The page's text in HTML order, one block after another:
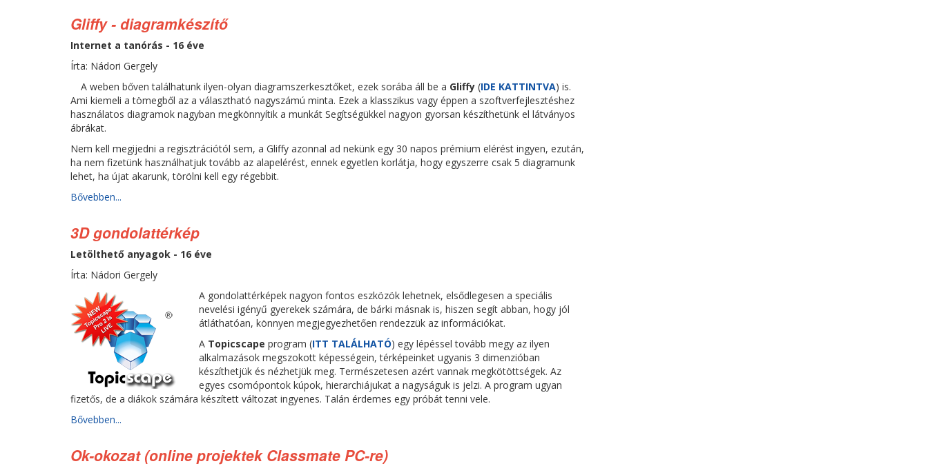
Gliffy - diagramkészítő
Internet a tanórás - 16 éve
Írta: Nádori Gergely
A weben bőven találhatunk ilyen-olyan diagramszerkesztőket, ezek sorába áll be a Gliffy (IDE KATTINTVA) is.
Ami kiemeli a tömegből az a választható nagyszámú minta. Ezek a klasszikus vagy éppen a szoftverfejlesztéshez
használatos diagramok nagyban megkönnyítik a munkát Segítségükkel nagyon gyorsan készíthetünk el látványos
ábrákat.
Nem kell megijedni a regisztrációtól sem, a Gliffy azonnal ad nekünk egy 30 napos prémium elérést ingyen, ezután,
ha nem fizetünk használhatjuk tovább az alapelérést, ennek egyetlen korlátja, hogy egyszerre csak 5 diagramunk
lehet, ha újat akarunk, törölni kell egy régebbit.
Bővebben...
3D gondolattérkép
Letölthető anyagok - 16 éve
Írta: Nádori Gergely
A gondolattérképek nagyon fontos eszközök lehetnek, elsődlegesen a speciális
nevelési igényű gyerekek számára, de bárki másnak is, hiszen segít abban, hogy jól
átláthatóan, könnyen megjegyezhetően rendezzük az információkat.
A Topicscape program (ITT TALÁLHATÓ) egy lépéssel tovább megy az ilyen
alkalmazások megszokott képességein, térképeinket ugyanis 3 dimenzióban
készíthetjük és nézhetjük meg. Természetesen azért vannak megkötöttségek. Az
egyes csomópontok kúpok, hierarchiájukat a nagyságuk is jelzi. A program ugyan
fizetős, de a diákok számára készített változat ingyenes. Talán érdemes egy próbát tenni vele.
Bővebben...
Ok-okozat (online projektek Classmate PC-re)